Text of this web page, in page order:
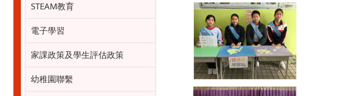
STEAM教育
電子學習
家課政策及學生評估政策
幼稚園聯繫